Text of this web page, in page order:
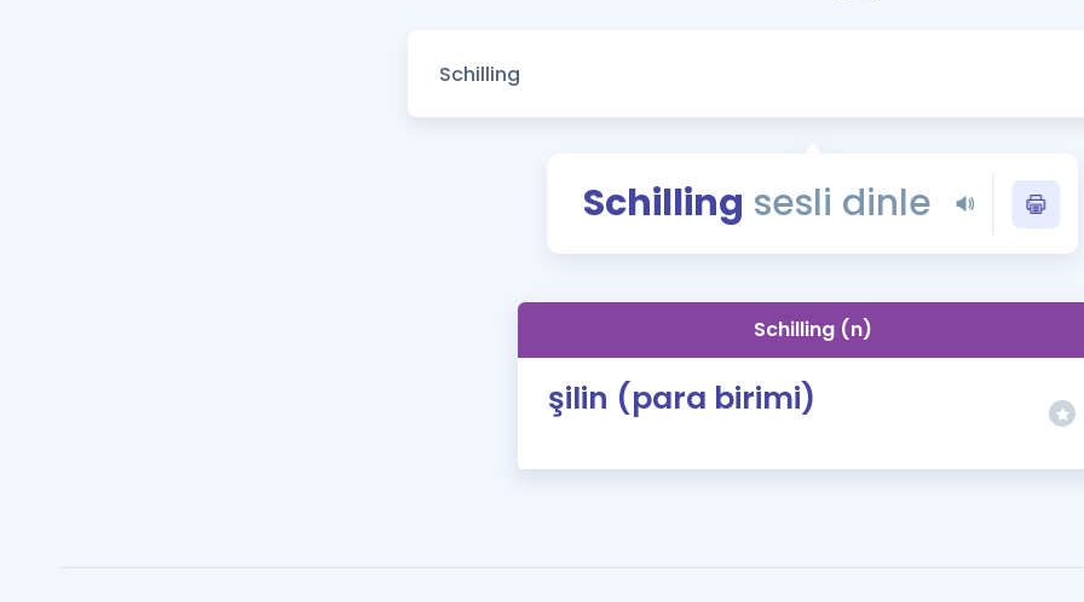
Tüm ÖSYM
YDS - YÖKDİL
İngilizce Gramer
Schilling sesli dinle
Schilling (n)
şilin (para birimi)